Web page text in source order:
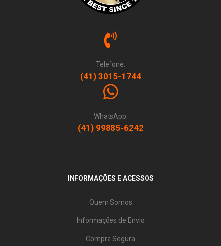
Telefone:
(41) 3015-1744
WhatsApp:
(41) 99885-6242
INFORMAÇÕES E ACESSOS
Quem Somos
Informações de Envio
Compra Segura